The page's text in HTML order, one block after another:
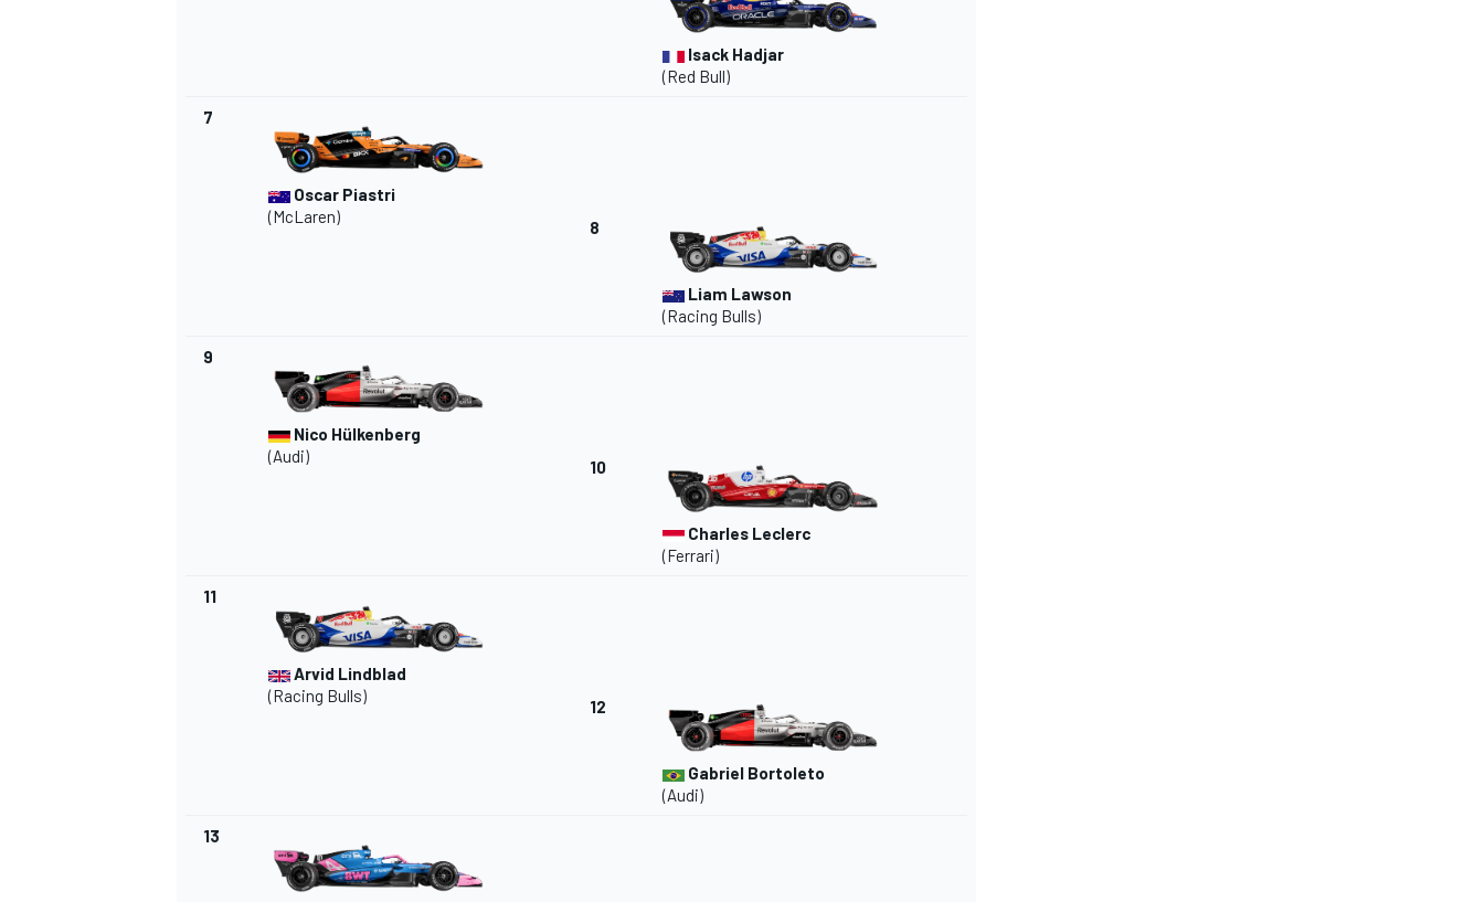
AUTRES CHAMPIONNATS
Isack Hadjar
(Red Bull)
7
Oscar Piastri
(McLaren)
8
Liam Lawson
(Racing Bulls)
9
Nico Hülkenberg
(Audi)
10
Charles Leclerc
(Ferrari)
11
Arvid Lindblad
(Racing Bulls)
12
Gabriel Bortoleto
(Audi)
13